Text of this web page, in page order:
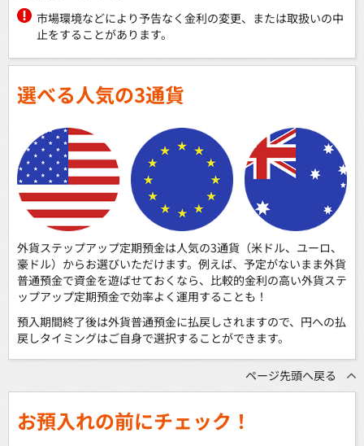
市場環境などにより予告なく金利の変更、または取扱いの中
止をすることがあります。
選べる人気の3通貨
外貨ステップアップ定期預金は人気の3通貨（米ドル、ユーロ、
豪ドル）からお選びいただけます。例えば、予定がないまま外貨
普通預金で資金を遊ばせておくなら、比較的金利の高い外貨ステ
ップアップ定期預金で効率よく運用することも！
預入期間終了後は外貨普通預金に払戻しされますので、円への払
戻しタイミングはご自身で選択することができます。
ページ先頭へ戻る
お預入れの前にチェック！